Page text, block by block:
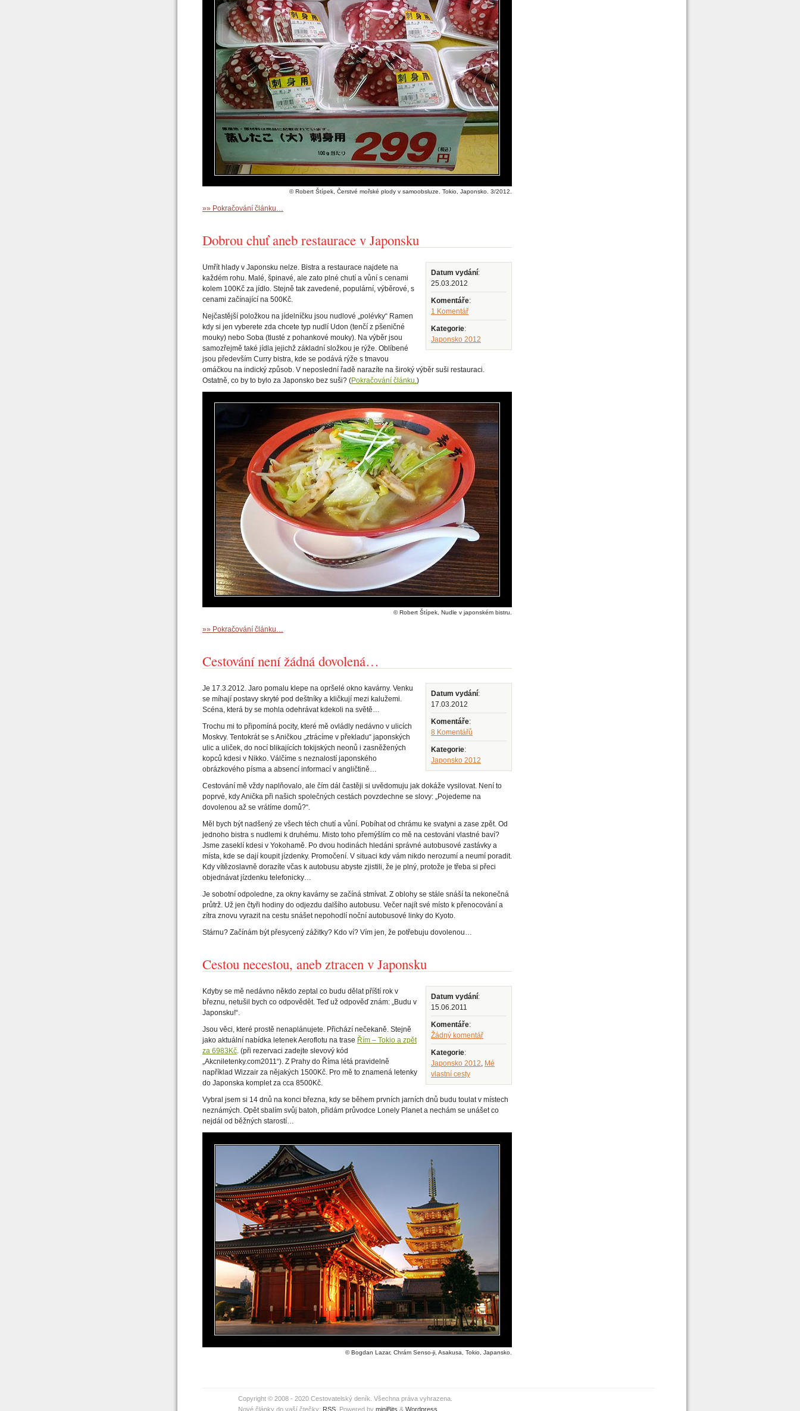
© Robert Štípek, Čerstvé mořské plody v samoobsluze. Tokio, Japonsko. 3/2012.
»» Pokračování článku…
Dobrou chuť aneb restaurace v Japonsku
Datum vydání:
25.03.2012
Komentáře:
1 Komentář
Kategorie:
Japonsko 2012
Umřít hlady v Japonsku nelze. Bistra a restaurace najdete na
každém rohu. Malé, špinavé, ale zato plné chutí a vůní s cenami
kolem 100Kč za jídlo. Stejně tak zavedené, populární, výběrové, s
cenami začínající na 500Kč.
Nejčastější položkou na jídelníčku jsou nudlové „polévky“ Ramen
kdy si jen vyberete zda chcete typ nudlí Udon (tenčí z pšeničné
mouky) nebo Soba (tlusté z pohankové mouky). Na výběr jsou
samozřejmě také jídla jejichž základní složkou je rýže. Oblíbené
jsou především Curry bistra, kde se podává rýže s tmavou
omáčkou na indický způsob. V neposlední řadě narazíte na široký výběr suši restauraci.
Ostatně, co by to bylo za Japonsko bez suši? (Pokračování článku. )
© Robert Štípek, Nudle v japonském bistru.
»» Pokračování článku…
Cestování není žádná dovolená…
Datum vydání:
17.03.2012
Komentáře:
8 Komentářů
Kategorie:
Japonsko 2012
Je 17.3.2012. Jaro pomalu klepe na opršelé okno kavárny. Venku
se míhají postavy skryté pod deštníky a kličkují mezi kalužemi.
Scéna, která by se mohla odehrávat kdekoli na světě…
Trochu mi to připomíná pocity, které mě ovládly nedávno v ulicích
Moskvy. Tentokrát se s Aničkou „ztrácíme v překladu“ japonských
ulic a uliček, do nocí blikajících tokijských neonů i zasněžených
kopců kdesi v Nikko. Válčíme s neznalostí japonského
obrázkového písma a absencí informací v angličtině…
Cestování mě vždy naplňovalo, ale čím dál častěji si uvědomuju jak dokáže vysilovat. Není to
poprvé, kdy Anička při našich společných cestách povzdechne se slovy: „Pojedeme na
dovolenou až se vrátíme domů?“.
Měl bych být nadšený ze všech téch chutí a vůní. Pobíhat od chrámu ke svatyni a zase zpět. Od
jednoho bistra s nudlemi k druhému. Misto toho přemýšlím co mě na cestováni vlastné baví?
Jsme zaseklí kdesi v Yokohamě. Po dvou hodinách hledáni správné autobusové zastávky a
místa, kde se dají koupit jízdenky. Promočení. V situaci kdy vám nikdo nerozumí a neumí poradit.
Kdy vítězoslavně dorazíte včas k autobusu abyste zjistili, že je plný, protože je třeba si přeci
objednávat jízdenku telefonicky…
Je sobotní odpoledne, za okny kavárny se začíná stmívat. Z oblohy se stále snáší ta nekonečná
průtrž. Už jen čtyři hodiny do odjezdu dalšího autobusu. Večer najít své místo k přenocování a
zítra znovu vyrazit na cestu snášet nepohodlí noční autobusové linky do Kyoto.
Stárnu? Začínám být přesycený zážitky? Kdo ví? Vím jen, že potřebuju dovolenou…
Cestou necestou, aneb ztracen v Japonsku
Datum vydání:
15.06.2011
Komentáře:
Žádný komentář
Kategorie:
Japonsko 2012
Mé
vlastní cesty
Kdyby se mě nedávno někdo zeptal co budu dělat příští rok v
březnu, netušil bych co odpovědět. Teď už odpověď znám: „Budu v
Japonsku!“.
Jsou věci, které prostě nenaplánujete. Přichází nečekaně. Stejně
jako aktuální nabídka letenek Aeroflotu na trase Řím – Tokio a zpět
za 6983Kč . (při rezervaci zadejte slevový kód
„Akcniletenky.com2011“). Z Prahy do Říma létá pravidelně
například Wizzair za nějakých 1500Kč. Pro mě to znamená letenky
do Japonska komplet za cca 8500Kč.
Vybral jsem si 14 dnů na konci března, kdy se během prvních jarních dnů budu toulat v místech
neznámých. Opět sbalím svůj batoh, přidám průvodce Lonely Planet a nechám se unášet co
nejdál od běžných starostí…
© Bogdan Lazar, Chrám Senso-ji, Asakusa, Tokio, Japansko.
Copyright © 2008 - 2020 Cestovatelský deník. Všechna práva vyhrazena.
Nové články do vaší čtečky: RSS . Powered by miniBits & Wordpress